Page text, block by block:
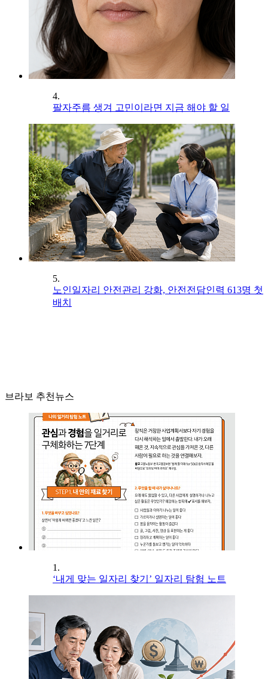
4.
팔자주름 생겨 고민이라면 지금 해야 할 일
5.
노인일자리 안전관리 강화, 안전전담인력 613명 첫
배치
브라보 추천뉴스
1.
‘내게 맞는 일자리 찾기’ 일자리 탐험 노트